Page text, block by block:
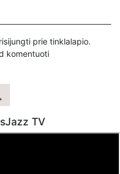
KazimierasJuraitis
Juraitis,
PESOBEB1
prie tinklalapio.
komentuoti
TV